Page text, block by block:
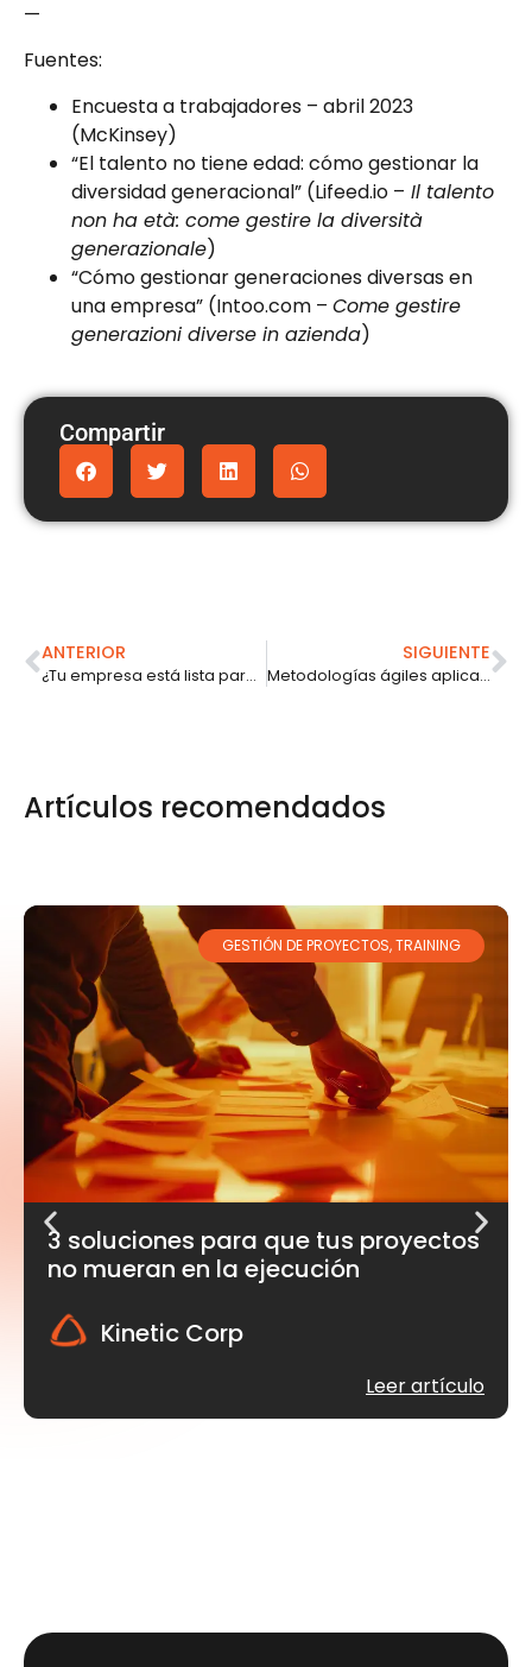
—
Fuentes:
Encuesta a trabajadores – abril 2023
(McKinsey)
“El talento no tiene edad: cómo gestionar la
diversidad generacional” (Lifeed.io – Il talento
non ha età: come gestire la diversità
generazionale)
“Cómo gestionar generaciones diversas en
una empresa” (Intoo.com – Come gestire
generazioni diverse in azienda)
Compartir
ANTERIOR
¿Tu empresa está lista para ser ágil?
SIGUIENTE
Metodologías ágiles aplicadas a áreas IT
Artículos recomendados
GESTIÓN DE PROYECTOS,TRAINING
3 soluciones para que tus proyectos
no mueran en la ejecución
Kinetic Corp
Leer artículo